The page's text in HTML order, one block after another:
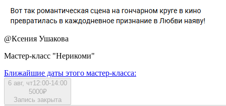
@Ксения Ушакова
Мастер-класс "Нерикоми"
Ближайшие даты этого мастер‑класса:
6 авг, чт12:00-14:00
5000₽
Запись закрыта